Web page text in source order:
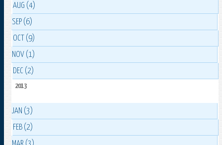
AUG (4)
SEP (6)
OCT (9)
NOV (1)
DEC (2)
2013
JAN (3)
FEB (2)